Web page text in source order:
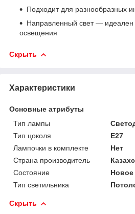
Подходит для разнообразных
Направленный свет — идеален
освещения
Скрыть
Характеристики
Основные атрибуты
Тип лампы
Тип цоколя
E27
Лампочки в комплекте
Нет
Страна производитель
Состояние
Новое
Тип светильника
Скрыть